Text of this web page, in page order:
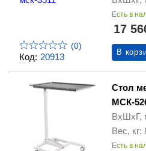
Код: 20913
(0)
Есть в
17
В
Стол
МСК-
ВхШхГ,
Вес, кг:
Есть в